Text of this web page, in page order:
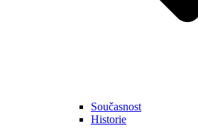
Současnost
Historie